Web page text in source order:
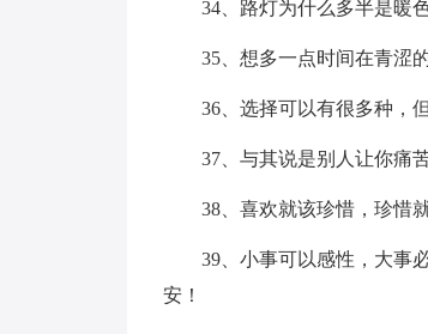
34、路灯为什么多半是暖
35、想多一点时间在青涩
36、选择可以有很多种，
37、与其说是别人让你痛
38、喜欢就该珍惜，珍惜
39、小事可以感性，大事
安！